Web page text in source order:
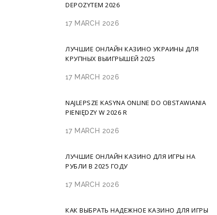
DEPOZYTEM 2026
17 MARCH 2026
ЛУЧШИЕ ОНЛАЙН КАЗИНО УКРАИНЫ ДЛЯ
КРУПНЫХ ВЫИГРЫШЕЙ 2025
17 MARCH 2026
NAJLEPSZE KASYNA ONLINE DO OBSTAWIANIA
PIENIĘDZY W 2026 R
17 MARCH 2026
ЛУЧШИЕ ОНЛАЙН КАЗИНО ДЛЯ ИГРЫ НА
РУБЛИ В 2025 ГОДУ
17 MARCH 2026
КАК ВЫБРАТЬ НАДЕЖНОЕ КАЗИНО ДЛЯ ИГРЫ